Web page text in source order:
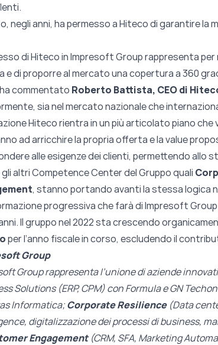
negli anni, ha permesso a Hiteco di garantire
di Hiteco in Impresoft Group rappresenta
e di proporre al mercato una copertura a 360
commentato Roberto Battista, CEO di
sia nel mercato nazionale che
Hiteco rientra in un più articolato piano che
ad arricchire la propria offerta e la value
alle esigenze dei clienti, permettendo allo
gli altri Competence Center del Gruppo quali
, stanno portando avanti la stessa logica
progressiva che farà di Impresoft Group
Il gruppo nel 2022 sta crescendo
per l’anno fiscale in corso, escludendo il
Group
Group rappresenta l’unione di aziende
Solutions (ERP, CPM) con Formula e GN
Informatica;Corporate Resilience (Data
digitalizzazione dei processi di business,
Engagement (CRM, SFA, Marketing